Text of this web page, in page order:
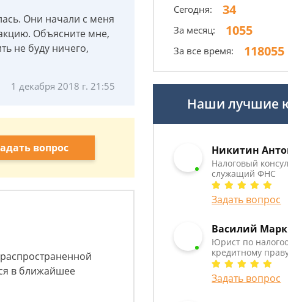
Они начали с меня
Объясните мне,
не буду ничего,
1 декабря 2018 г. 21:55
вопрос
в ближайшее
Сегодня: 34
За месяц: 1055
За все время: 118055
Наши лучшие
Никитин
Налоговый
служащий ФНС
Задать вопрос
Василий
Юрист по
кредитному
Задать вопрос